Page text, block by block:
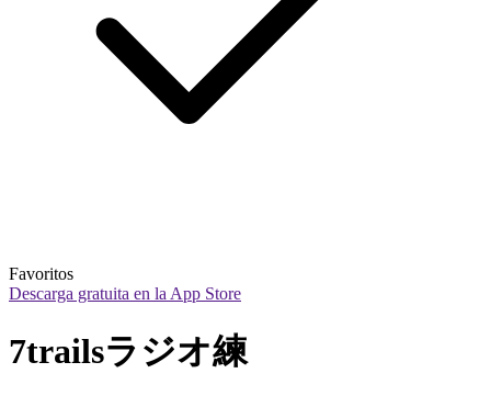
Favoritos
Descarga gratuita en la App Store
7trailsラジオ練